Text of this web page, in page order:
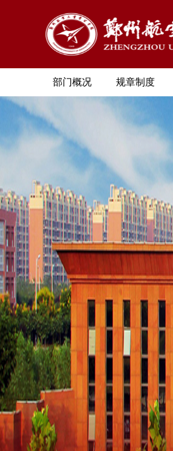
部门概况 规章制度